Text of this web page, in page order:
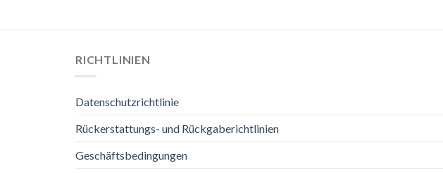
RICHTLINIEN
Datenschutzrichtlinie
Rückerstattungs- und Rückgaberichtlinien
Geschäftsbedingungen